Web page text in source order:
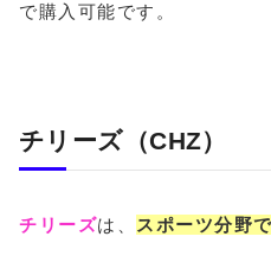
で購入可能です。
チリーズ（CHZ）
チリーズは、 スポーツ分野